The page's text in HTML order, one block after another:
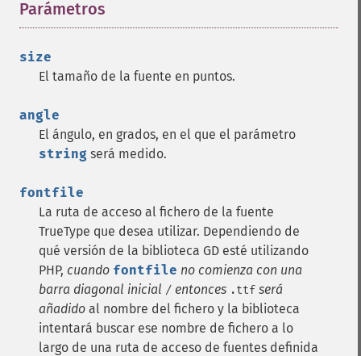
Parámetros
size
El tamaño de la fuente en puntos.
angle
El ángulo, en grados, en el que el parámetro
string será medido.
fontfile
La ruta de acceso al fichero de la fuente
TrueType que desea utilizar. Dependiendo de
qué versión de la biblioteca GD esté utilizando
PHP, cuando fontfile no comienza con una
barra diagonal inicial / entonces .ttf será
añadido al nombre del fichero y la biblioteca
intentará buscar ese nombre de fichero a lo
largo de una ruta de acceso de fuentes definida